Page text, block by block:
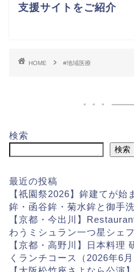
支援サイトをご紹介
HOME #地域医療
検索
検索
最近の投稿
【祇園祭2026】鉾建てが
鉾・函谷鉾・菊水鉾と御手
【京都・今出川】
わうミシュラン一つ星シェ
【京都・高野川】日本料理
くランチコース（2026年6月